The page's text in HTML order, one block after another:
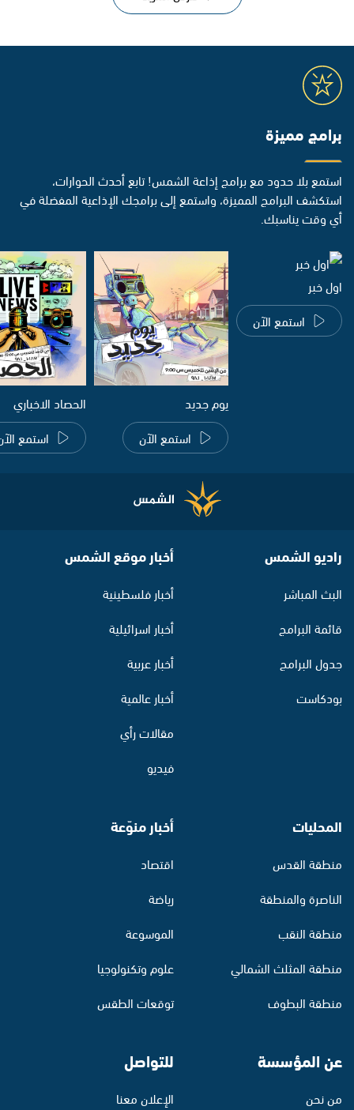
برامج مميزة
استمع بلا حدود مع برامج إذاعة الشمس! تابع أحدث الحوارات،
استكشف البرامج المميزة، واستمع إلى برامجك الإذاعية المفضلة في
أي وقت يناسبك.
اول خبر
استمع الآن
يوم جديد
استمع الآن
الحصاد الاخباري
استمع
راديو الشمس
البث المباشر
قائمة البرامج
جدول البرامج
بودكاست
أخبار موقع الشمس
أخبار فلسطينية
أخبار اسرائيلية
أخبار عربية
أخبار عالمية
مقالات رأي
فيديو
المحليات
منطقة القدس
الناصرة والمنطقة
منطقة النقب
منطقة المثلث الشمالي
منطقة البطوف
أخبار منوّعة
اقتصاد
رياضة
الموسوعة
علوم وتكنولوجيا
توقعات الطقس
عن المؤسسة
من نحن
للتواصل
الإعلان معنا